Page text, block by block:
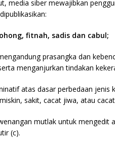
media siber mewajibkan
fitnah, sadis dan cabul;
prasangka dan
menganjurkan tindakan
atas dasar perbedaan jenis
sakit, cacat jiwa, atau
mutlak untuk mengedit
(c).